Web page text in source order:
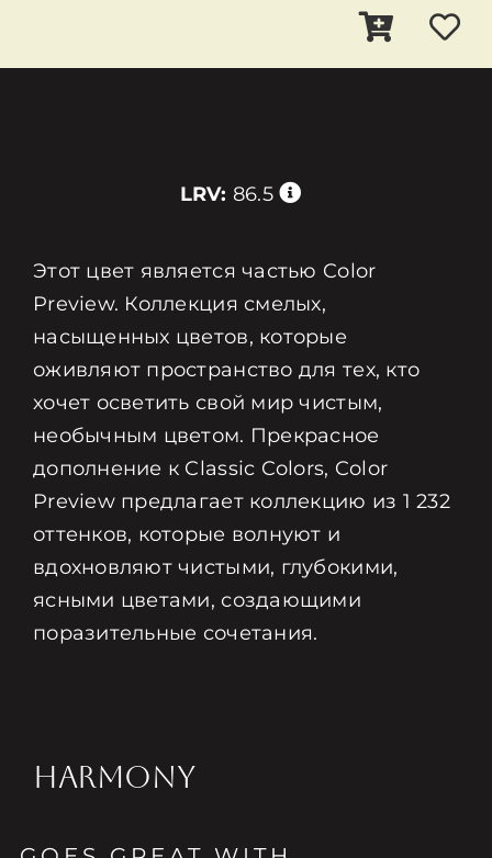
LRV: 86.5
Этот цвет является частью Color
Preview. Коллекция смелых,
насыщенных цветов, которые
оживляют пространство для тех, кто
хочет осветить свой мир чистым,
необычным цветом. Прекрасное
дополнение к Classic Colors, Color
Preview предлагает коллекцию из 1 232
оттенков, которые волнуют и
вдохновляют чистыми, глубокими,
ясными цветами, создающими
поразительные сочетания.
HARMONY